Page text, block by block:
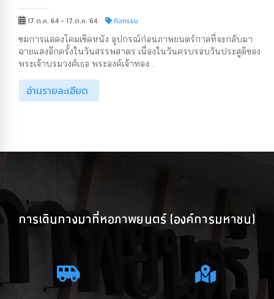
17 ต.ค. 64 - 17 ต.ค. 64 กิจกรรม
ชมการแสดงโคมเชิดหนัง อุปกรณ์ก่อนภาพยนตร์กาลที่จะกลับมา
ฉายแสงอีกครั้งในวันสรรพสาตร เนื่องในวันครบรอบวันประสูติของ
พระเจ้าบรมวงศ์เธอ พระองค์เจ้าทอง...
อ่านรายละเอียด
การเดินทางมาที่หอภาพยนตร์ (องค์การมหาชน)